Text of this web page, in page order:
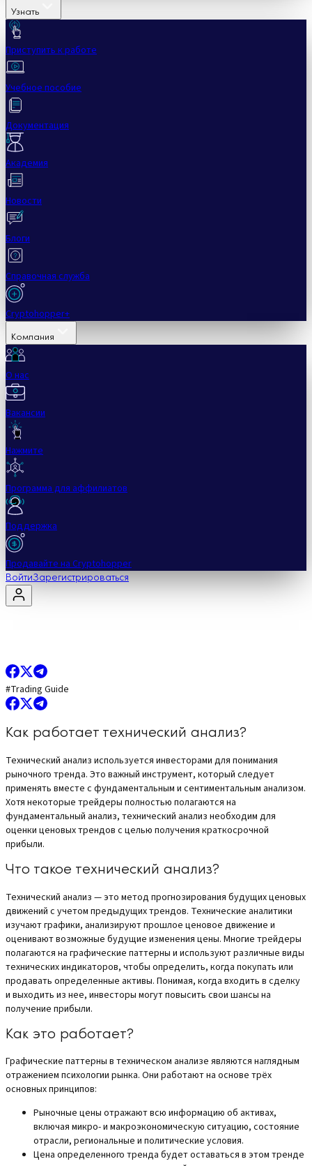
Узнать
Приступить к работе
Учебное пособие
Документация
Академия
Новости
Блоги
Справочная служба
Cryptohopper+
Компания
О нас
Вакансии
Нажмите
Программа для аффилиатов
Поддержка
Продавайте на Cryptohopper
ВойтиЗарегистрироваться
#Trading Guide
Как работает технический анализ?
Технический анализ используется инвесторами для понимания
рыночного тренда. Это важный инструмент, который следует
применять вместе с фундаментальным и сентиментальным анализом.
Хотя некоторые трейдеры полностью полагаются на
фундаментальный анализ, технический анализ необходим для
оценки ценовых трендов с целью получения краткосрочной
прибыли.
Что такое технический анализ?
Технический анализ — это метод прогнозирования будущих ценовых
движений с учетом предыдущих трендов. Технические аналитики
изучают графики, анализируют прошлое ценовое движение и
оценивают возможные будущие изменения цены. Многие трейдеры
полагаются на графические паттерны и используют различные виды
технических индикаторов, чтобы определить, когда покупать или
продавать определенные активы. Понимая, когда входить в сделку
и выходить из нее, инвесторы могут повысить свои шансы на
получение прибыли.
Как это работает?
Графические паттерны в техническом анализе являются наглядным
отражением психологии рынка. Они работают на основе трёх
основных принципов:
Рыночные цены отражают всю информацию об активах,
включая микро- и макроэкономическую ситуацию, состояние
отрасли, региональные и политические условия.
Цена определенного тренда будет оставаться в этом тренде